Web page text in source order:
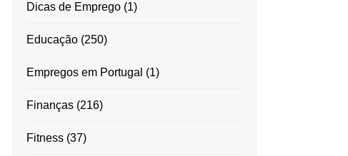
Dicas de Emprego(1)
Educação(250)
Empregos em Portugal (1)
Finanças(216)
Fitness(37)